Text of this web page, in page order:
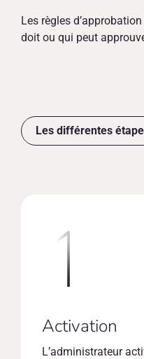
Les règles
doit ou qui peut
Les différentes
Activation
L’administrateur